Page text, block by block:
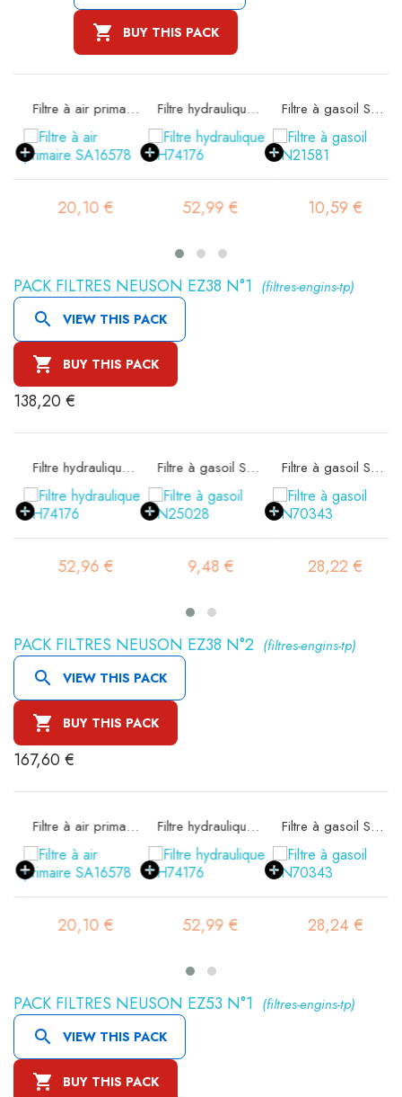
 BUY THIS PACK
Filtre à air primaire SA16578
20,10 €
Filtre hydraulique SH74176
52,99 €
Filtre à gasoil SN21581
10,59 €
PACK FILTRES NEUSON EZ38 N°1 (filtres-engins-tp)
 VIEW THIS PACK
 BUY THIS PACK
138,20 €
Filtre hydraulique SH74176
52,96 €
Filtre à gasoil SN25028
9,48 €
Filtre à gasoil SN70343
28,22 €
PACK FILTRES NEUSON EZ38 N°2 (filtres-engins-tp)
 VIEW THIS PACK
 BUY THIS PACK
167,60 €
Filtre à air primaire SA16578
20,10 €
Filtre hydraulique SH74176
52,99 €
Filtre à gasoil SN70343
28,24 €
PACK FILTRES NEUSON EZ53 N°1 (filtres-engins-tp)
 VIEW THIS PACK
 BUY THIS PACK